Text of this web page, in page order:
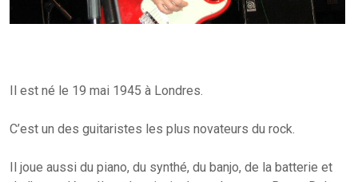
Il est né le 19 mai 1945 à Londres.
C’est un des guitaristes les plus novateurs du rock.
Il joue aussi du piano, du synthé, du banjo, de la batterie et